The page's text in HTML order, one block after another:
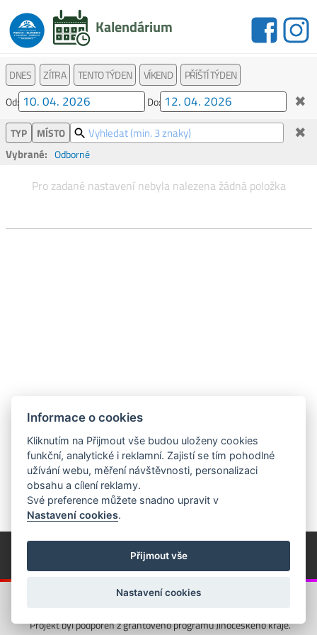
Kalendárium
DNES ZÍTRA TENTO TÝDEN VÍKEND
PŘÍŠTÍ TÝDEN
Od:
Do: ✖
TYP MÍSTO ✖
Vybrané: Odborné
Pro zadané nastavení nebyla nalezena žádná položka
© Píseckem / Kalendárium (Změna programu vyhrazena!)
(Cookies)
© 2018 - 2026 Realizace a správa webu:
Projekt byl podpořen z grantového programu Jihočeského kraje.
Informace o cookies
Kliknutím na Přijmout vše budou uloženy cookies
funkční, analytické i reklamní. Zajistí se tím pohodlné
užívání webu, měření návštěvnosti, personalizaci
obsahu a cílení reklamy.
Své preference můžete snadno upravit v
Nastavení cookies.
Přijmout vše
Nastavení cookies